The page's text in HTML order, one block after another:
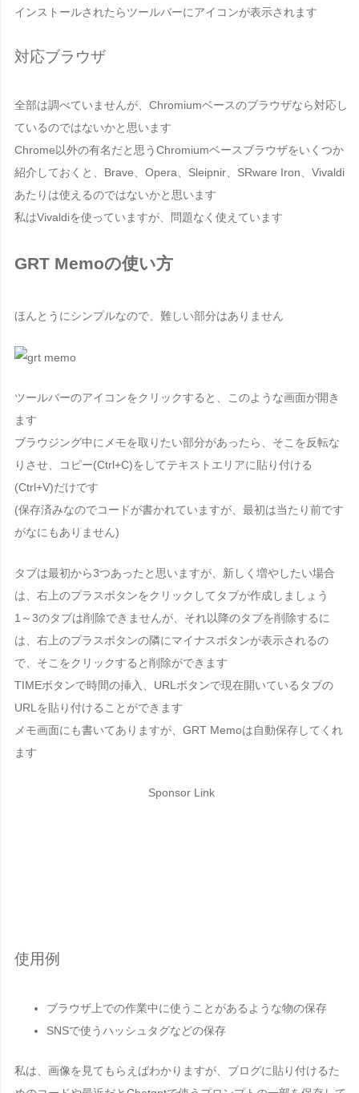
インストールされたらツールバーにアイコンが表示されます
対応ブラウザ
全部は調べていませんが、Chromiumベースのブラウザなら対応し
ているのではないかと思います
Chrome以外の有名だと思うChromiumベースブラウザをいくつか
紹介しておくと、 Brave、Opera、Sleipnir、SRware Iron、Vivaldi
あたりは使えるのではないかと思います
私はVivaldiを使っていますが、問題なく使えています
GRT Memoの使い方
ほんとうにシンプルなので、難しい部分はありません
ツールバーのアイコンをクリックすると、このような画面が開き
ます
ブラウジング中にメモを取りたい部分があったら、そこを反転な
りさせ、
コピー(Ctrl+C)をしてテキストエリアに貼り付ける
(Ctrl+V)だけです
(保存済みなのでコードが書かれていますが、最初は当たり前です
がなにもありません)
タブは最初から3つあったと思いますが、新しく増やしたい場合
は、右上のプラスボタンをクリックしてタブが作成しましょう
1～3のタブは削除できませんが、それ以降のタブを削除するに
は、右上のプラスボタンの隣にマイナスボタンが表示されるの
で、そこをクリックすると削除ができます
TIMEボタンで時間の挿入、URLボタンで現在開いているタブの
URLを貼り付けることができます
メモ画面にも書いてありますが、GRT Memoは自動保存してくれ
ます
Sponsor Link
使用例
ブラウザ上での作業中に使うことがあるような物の保存
SNSで使うハッシュタグなどの保存
私は、画像を見てもらえばわかりますが、ブログに貼り付けるた